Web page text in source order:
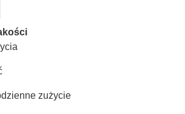
zużycie